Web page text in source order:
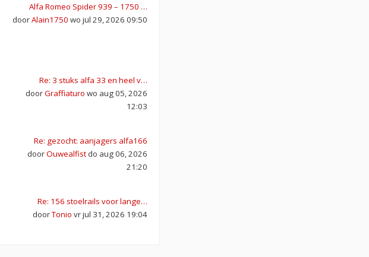
Alfa Romeo Spider 939 – 1750 …
doorAlain1750 wo jul 29, 2026 09:50
Re: 3 stuks alfa 33 en heel v…
doorGraffiaturo wo aug 05, 2026
12:03
Re: gezocht: aanjagers alfa166
doorOuwealfist do aug 06, 2026
21:20
Re: 156 stoelrails voor lange…
doorTonio vr jul 31, 2026 19:04